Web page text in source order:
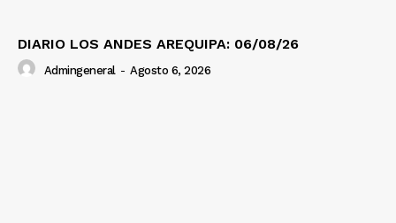
DIARIO LOS ANDES AREQUIPA: 06/08/26
Admingeneral - Agosto 6, 2026